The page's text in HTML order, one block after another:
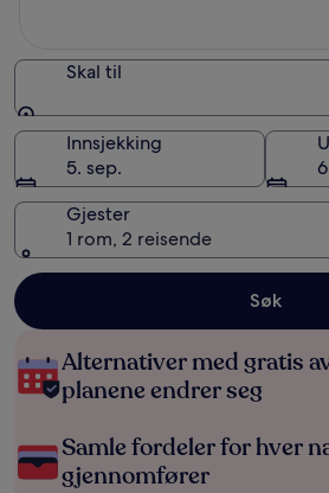
Skal til
Skal til
Innsjekking
5. sep.
Gjester
1 rom, 2 reisende
Søk
Alternativer med gratis
planene endrer seg
Samle fordeler for hver
gjennomfører